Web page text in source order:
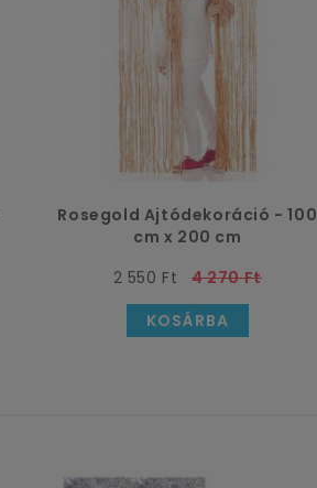
Rosegold Ajtódekoráció - 100
cm x 200 cm
2 550 Ft
4 270 Ft
KOSÁRBA